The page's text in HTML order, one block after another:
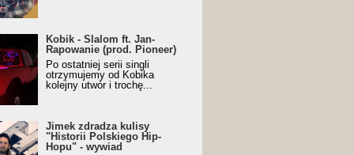
- Slalom ft. Jan-
(prod. Pioneer)
Music Visualiser]
Kobik - Slalom ft. Jan-
Rapowanie (prod. Pioneer)
Po ostatniej serii singli
otrzymujemy od Kobika
kolejny utwór i trochę...
zdradza kulisy "Historii
Hip-Hopu" - wywiad
Jimek zdradza kulisy
"Historii Polskiego Hip-
Hopu" - wywiad